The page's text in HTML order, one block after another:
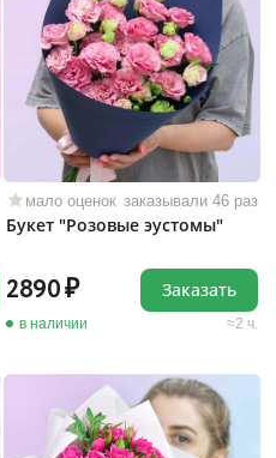
мало оценок заказывали 46 раз
Букет "Розовые эустомы"
2890
в наличии 2 ч.
Заказать